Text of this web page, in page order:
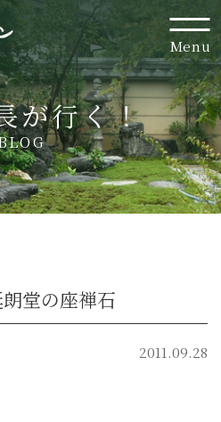
Menu
が行く！
堂の座禅石
2011.09.28